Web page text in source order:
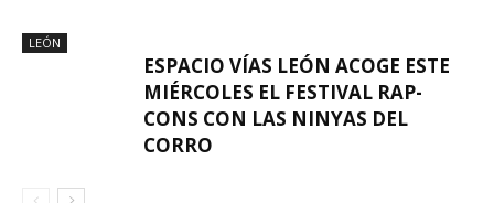
LEÓN
ESPACIO VÍAS LEÓN ACOGE ESTE
MIÉRCOLES EL FESTIVAL RAP-
CONS CON LAS NINYAS DEL
CORRO